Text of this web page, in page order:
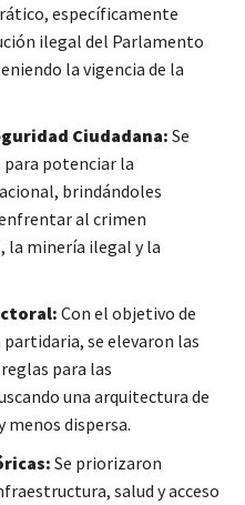
específicamente
ilegal del Parlamento
la vigencia de la
Ciudadana: Se
potenciar la
brindándoles
al crimen
la minería ilegal y la
Con el objetivo de
se elevaron las
para las
una arquitectura de
menos dispersa.
Se priorizaron
salud y acceso